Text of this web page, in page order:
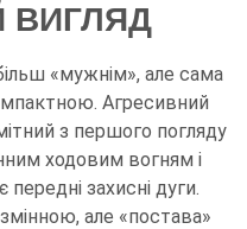
ВИГЛЯД
«мужнім», але сама
Агресивний
з першого погляду
ходовим вогням і
передні захисні дуги.
але «постава»